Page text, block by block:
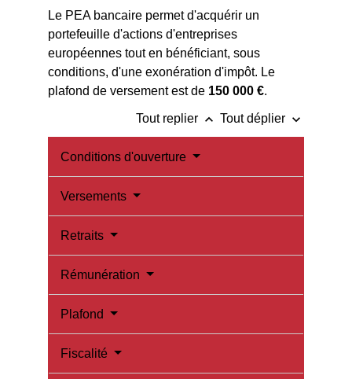
Le PEA bancaire permet d'acquérir un
portefeuille d'actions d'entreprises
européennes tout en bénéficiant, sous
conditions, d'une exonération d'impôt. Le
plafond de versement est de 150 000 €.
Tout replier keyboard_arrow_up Tout déplier keyboard_arrow_down
Conditions d'ouverture
Versements
Retraits
Rémunération
Plafond
Fiscalité